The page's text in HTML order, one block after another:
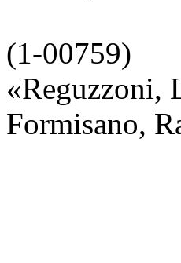
(1-00759)
«Reguzzoni,
Formisano,